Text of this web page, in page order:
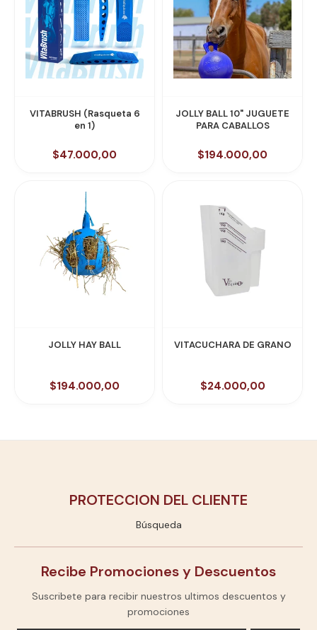
VITABRUSH (Rasqueta 6
en 1)
$47.000,00
JOLLY BALL 10" JUGUETE
PARA CABALLOS
$194.000,00
JOLLY HAY BALL
$194.000,00
VITACUCHARA DE GRANO
$24.000,00
PROTECCION DEL CLIENTE
Búsqueda
Recibe Promociones y Descuentos
Suscribete para recibir nuestros ultimos descuentos y
promociones